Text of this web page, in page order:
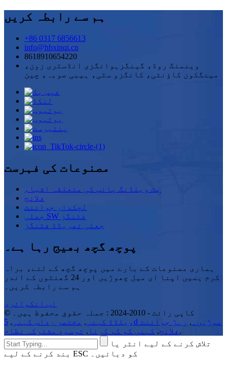
ہم سے رابطہ کریں
+86 0317 6856613
info@hbxinqi.cn
8618910654220
وینمنگ روڈ، گینگزہوانگزی انڈسٹری زون،
مینگکون کاؤنٹی، کانگزو سٹی، ہیبی صوبہ، چین
مصنوعات کی فہرست
بٹ ویلڈنگ پائپ کی متعلقہ اشیاء
فلانج
لچکدار جوائنٹ
جعلی SW فٹنگز
جعلی تھریڈڈ فٹنگز
پوچھ گچھ بھیج رہا ہے۔
ہماری مصنوعات کے بارے میں پوچھ گچھ کے لئے، براہ
کرم ہمیں اپنا ای میل چھوڑیں اور 24 گھنٹوں کے اندر
ہم سے رابطہ کریں۔
اب انکوائری
© کاپی رائٹ - 2010-2024 : جملہ حقوق محفوظ ہیں۔
ویلڈڈ کہنی, مختصر رداس کہنی, 5d موڑیں۔ , ربڑ جوائنٹ
فلانج, کہنی کو کم کرنا , توسیع مشترکہ نظام
,
تلاش کرنے کے لیے انٹر یا
بند کرنے کے لیے ESC کو دبائیں۔